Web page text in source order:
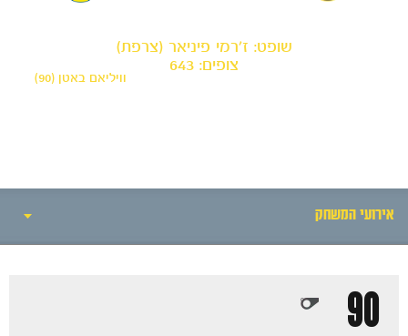
וויליאם באטן (90)
שופט: ז'רמי פיניאר (צרפת)
צופים: 643
אירועי המשחק
סיקור המשחק
90